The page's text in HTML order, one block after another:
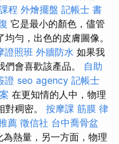
程 外燴擺盤 記帳士 書
它是最小的顏色，儘管
勻，出色的皮膚圖像。
證照班 外牆防水 如果我
會喜歡該產品。 自助
證 seo agency 記帳士
在更知情的人中，物理
對稠密。 按摩課 筋膜 律
薦 徵信社 台中喬骨盆
熱量，另一方面，物理